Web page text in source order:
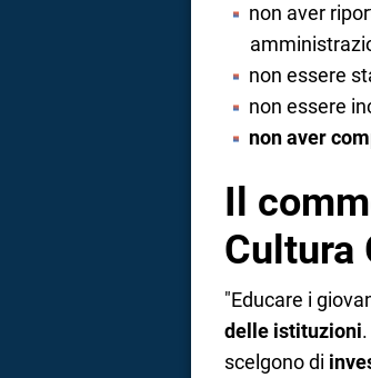
non aver
non essere
non essere
non aver
Il
Cultura
"Educare i
delle istituzioni
scelgono di